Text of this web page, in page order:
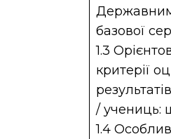
базової
1.3
критерії
/ учениць:
1.4